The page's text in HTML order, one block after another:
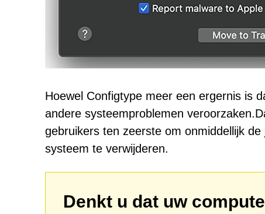
Hoewel Configtype meer een ergernis is
andere systeemproblemen
gebruikers ten zeerste om onmiddellijk
systeem te verwijderen.
Denkt u dat uw